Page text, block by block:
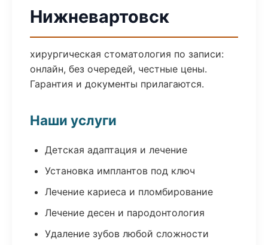
Нижневартовск
хирургическая стоматология по записи:
онлайн, без очередей, честные цены.
Гарантия и документы прилагаются.
Наши услуги
Детская адаптация и лечение
Установка имплантов под ключ
Лечение кариеса и пломбирование
Лечение десен и пародонтология
Удаление зубов любой сложности